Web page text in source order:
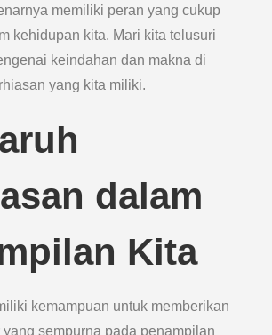
memiliki peran yang cukup
kehidupan kita. Mari kita telusuri
keindahan dan makna di
yang kita miliki.
dalam
Kita
kemampuan untuk memberikan
sempurna pada penampilan